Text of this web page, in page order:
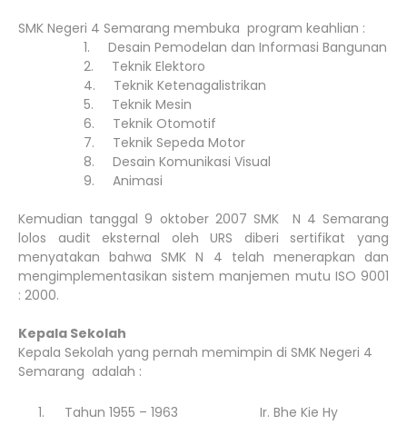
SMK Negeri 4 Semarang membuka program keahlian :
1.
Desain Pemodelan dan Informasi Bangunan
2.
Teknik Elektoro
4.
Teknik Ketenagalistrikan
5.
Teknik Mesin
6.
Teknik Otomotif
7.
Teknik Sepeda Motor
8.
Desain Komunikasi Visual
9.
Animasi
Kemudian tanggal 9 oktober 2007 SMK N 4 Semarang
lolos audit eksternal oleh URS diberi sertifikat yang
menyatakan bahwa SMK N 4 telah menerapkan dan
mengimplementasikan sistem manjemen mutu ISO 9001
: 2000.
Kepala Sekolah
Kepala Sekolah yang pernah memimpin di SMK Negeri 4
Semarang adalah :
1. Tahun 1955 – 1963
Ir. Bhe Kie Hy